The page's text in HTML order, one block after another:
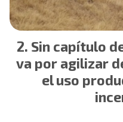
Sin capítulo
va por agilizar
el uso